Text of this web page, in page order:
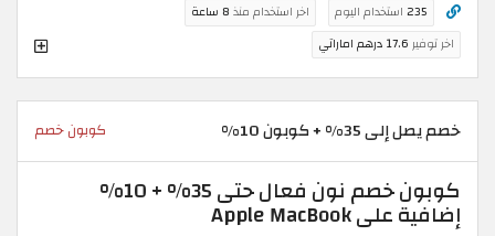
235 استخدام اليوم اخر استخدام منذ 8 ساعة
اخر توفير 17.6 درهم اماراتي
خصم يصل إلى 35% + كوبون 10% كوبون خصم
كوبون خصم نون فعال حتى 35% + 10%
إضافية على Apple MacBook